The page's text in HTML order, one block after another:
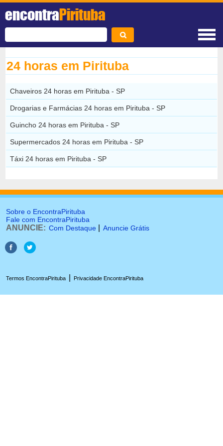
encontraPirituba
24 horas em Pirituba
Chaveiros 24 horas em Pirituba - SP
Drogarias e Farmácias 24 horas em Pirituba - SP
Guincho 24 horas em Pirituba - SP
Supermercados 24 horas em Pirituba - SP
Táxi 24 horas em Pirituba - SP
Sobre o EncontraPirituba
Fale com EncontraPirituba
ANUNCIE: Com Destaque Anuncie Grátis
Termos EncontraPirituba Privacidade EncontraPirituba